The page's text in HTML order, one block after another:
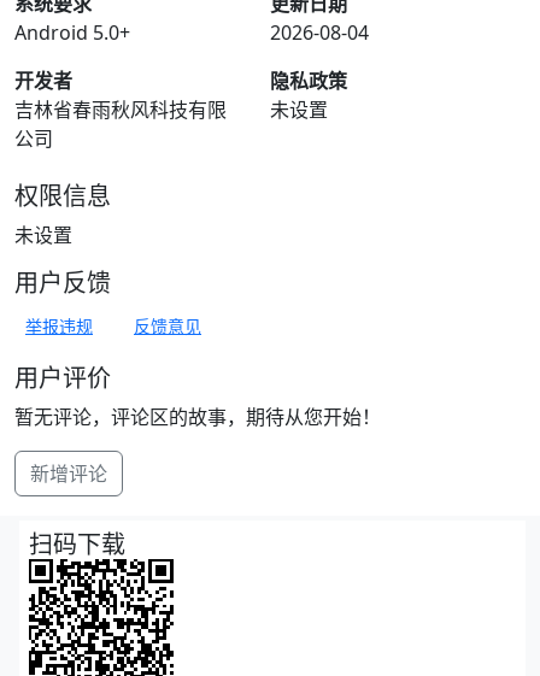
Android 5.0+
2026-08-04
开发者
吉林省春雨秋风科技有限
公司
隐私政策
未设置
权限信息
未设置
用户反馈
举报违规 反馈意见
用户评价
暂无评论，评论区的故事，期待从您开始！
新增评论
扫码下载